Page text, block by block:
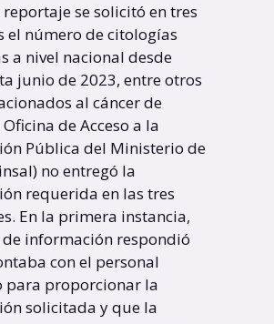
reportaje se solicitó en tres
el número de citologías
a nivel nacional desde
junio de 2023, entre otros
al cáncer de
de Acceso a la
Pública del Ministerio de
no entregó la
requerida en las tres
En la primera instancia,
información respondió
con el personal
para proporcionar la
solicitada y que la